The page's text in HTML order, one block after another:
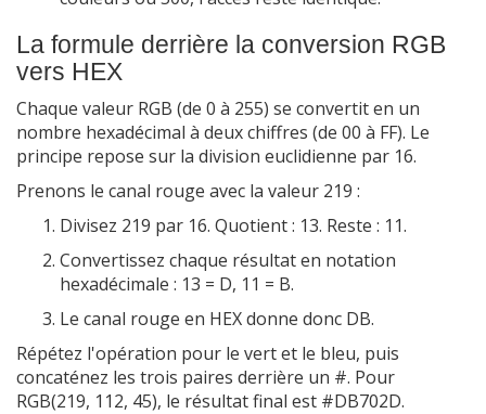
La formule derrière la conversion RGB
vers HEX
Chaque valeur RGB (de 0 à 255) se convertit en un
nombre hexadécimal à deux chiffres (de 00 à FF). Le
principe repose sur la division euclidienne par 16.
Prenons le canal rouge avec la valeur 219 :
Divisez 219 par 16. Quotient : 13. Reste : 11.
Convertissez chaque résultat en notation
hexadécimale : 13 = D, 11 = B.
Le canal rouge en HEX donne donc DB.
Répétez l'opération pour le vert et le bleu, puis
concaténez les trois paires derrière un #. Pour
RGB(219, 112, 45), le résultat final est #DB702D.